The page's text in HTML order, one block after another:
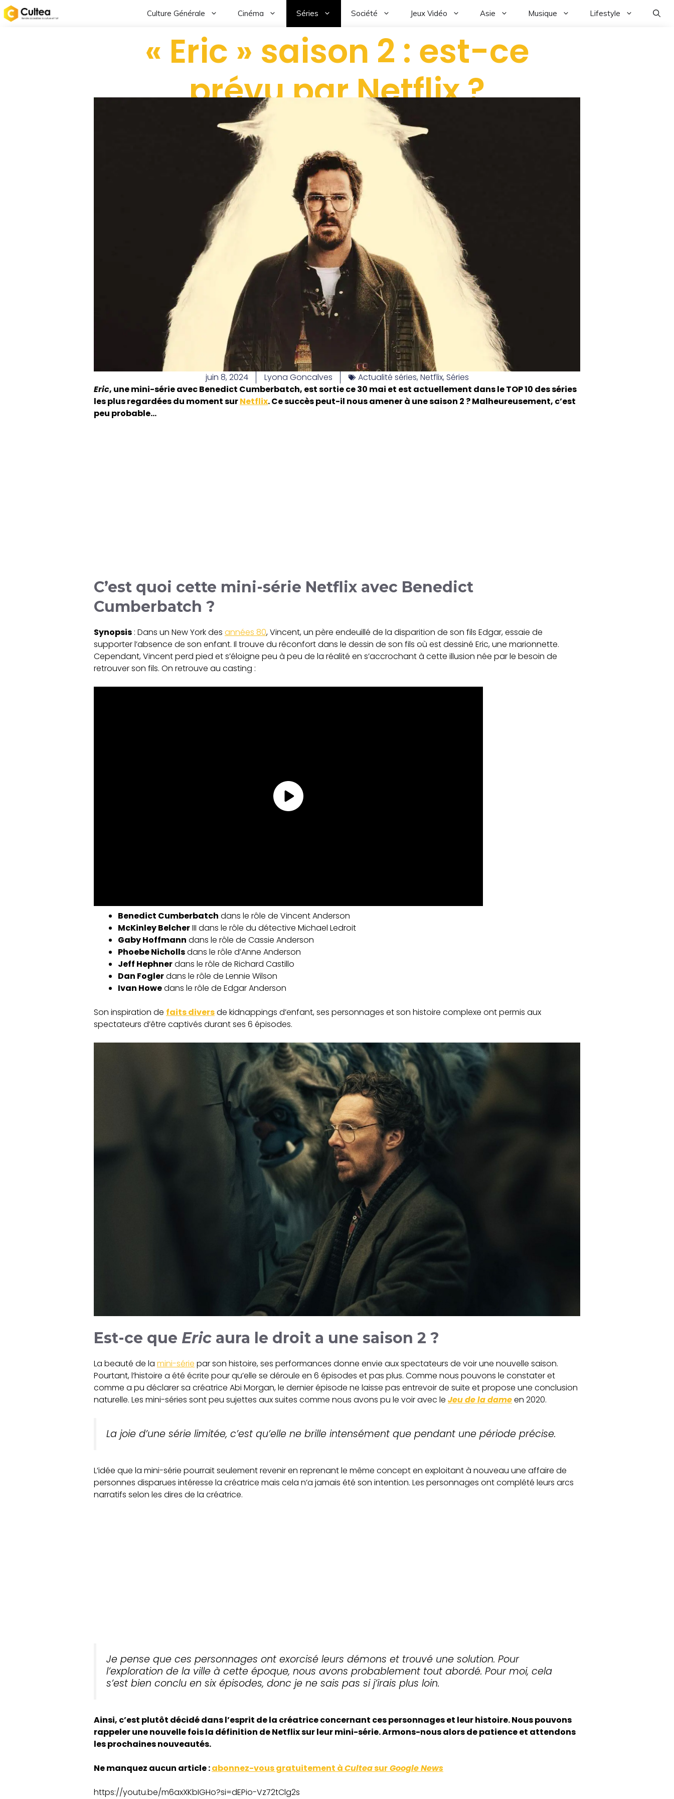
Culture Générale Cinéma Séries Société Jeux Vidéo Asie Musique Lifestyle
« Eric » saison 2 : est-ce
prévu par Netflix ?
juin 8, 2024 Lyona Goncalves Actualité séries,Netflix,Séries
Eric, une mini-série avec Benedict Cumberbatch, est sortie ce 30 mai et est actuellement dans le TOP 10 des séries
les plus regardées du moment surNetflix. Ce succès peut-il nous amener à une saison 2 ? Malheureusement, c’est
peu probable…
C’est quoi cette mini-série Netflix avec Benedict
Cumberbatch ?
Synopsis : Dans un New York des années 80, Vincent, un père endeuillé de la disparition de son fils Edgar, essaie de
supporter l’absence de son enfant. Il trouve du réconfort dans le dessin de son fils où est dessiné Eric, une marionnette.
Cependant, Vincent perd pied et s’éloigne peu à peu de la réalité en s’accrochant à cette illusion née par le besoin de
retrouver son fils. On retrouve au casting :
Benedict Cumberbatch dans le rôle de Vincent Anderson
McKinley BelcherIII dans le rôle du détective Michael Ledroit
Gaby Hoffmann dans le rôle de Cassie Anderson
Phoebe Nichollsdans le rôle d’Anne Anderson
Jeff Hephnerdans le rôle de Richard Castillo
Dan Foglerdans le rôle de Lennie Wilson
Ivan Howedans le rôle de Edgar Anderson
Son inspiration de faits diversde kidnappings d’enfant, ses personnages et son histoire complexe ont permis aux
spectateurs d’être captivés durant ses 6 épisodes.
Est-ce que Eric aura le droit a une saison 2 ?
La beauté de la mini-série par son histoire, ses performances donne envie aux spectateurs de voir une nouvelle saison.
Pourtant, l’histoire a été écrite pour qu’elle se déroule en 6 épisodes et pas plus. Comme nous pouvons le constater et
comme a pu déclarer sa créatrice Abi Morgan, le dernier épisode ne laisse pas entrevoir de suite et propose une conclusion
naturelle. Les mini-séries sont peu sujettes aux suites comme nous avons pu le voir avec le Jeu de la dameen 2020.
La joie d’une série limitée, c’est qu’elle ne brille intensément que pendant une période précise.
L’idée que la mini-série pourrait seulement revenir en reprenant le même concept en exploitant à nouveau une affaire de
personnes disparues intéresse la créatrice mais cela n’a jamais été son intention. Les personnages ont complété leurs arcs
narratifs selon les dires de la créatrice.
Je pense que ces personnages ont exorcisé leurs démons et trouvé une solution. Pour
l’exploration de la ville à cette époque, nous avons probablement tout abordé. Pour moi, cela
s’est bien conclu en six épisodes, donc je ne sais pas si j’irais plus loin.
Ainsi, c’est plutôt décidé dans l’esprit de la créatrice concernant ces personnages et leur histoire. Nous pouvons
rappeler une nouvelle fois la définition de Netflix sur leur mini-série. Armons-nous alors de patience et attendons
les prochaines nouveautés.
Ne manquez aucun article :abonnez-vous gratuitement àCulteasurGoogle News
https://youtu.be/m6axXKbIGHo?si=dEPio-Vz72tClg2s